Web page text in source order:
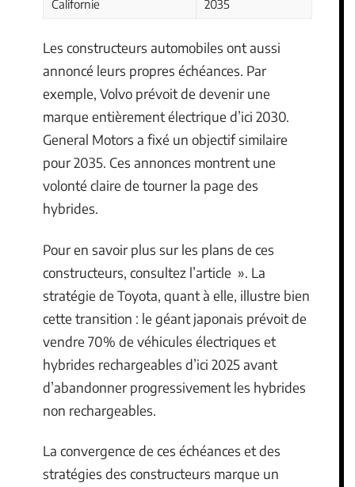
Californie
2035
Les constructeurs automobiles ont aussi
annoncé leurs propres échéances. Par
exemple, Volvo prévoit de devenir une
marque entièrement électrique d’ici 2030.
General Motors a fixé un objectif similaire
pour 2035. Ces annonces montrent une
volonté claire de tourner la page des
hybrides.
Pour en savoir plus sur les plans de ces
constructeurs, consultez l’article ». La
stratégie de Toyota, quant à elle, illustre bien
cette transition : le géant japonais prévoit de
vendre 70% de véhicules électriques et
hybrides rechargeables d’ici 2025 avant
d’abandonner progressivement les hybrides
non rechargeables.
La convergence de ces échéances et des
stratégies des constructeurs marque un